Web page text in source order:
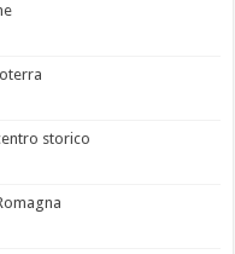
storico